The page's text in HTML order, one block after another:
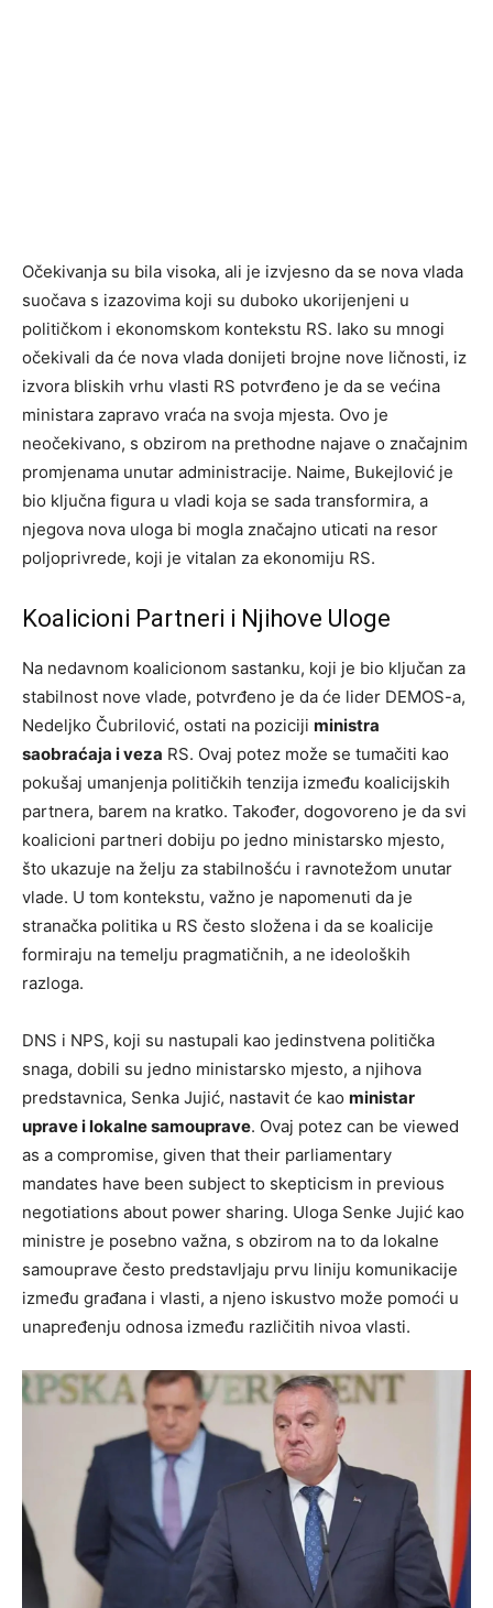
Očekivanja su bila visoka, ali je izvjesno da se nova vlada
suočava s izazovima koji su duboko ukorijenjeni u
političkom i ekonomskom kontekstu RS. Iako su mnogi
očekivali da će nova vlada donijeti brojne nove ličnosti, iz
izvora bliskih vrhu vlasti RS potvrđeno je da se većina
ministara zapravo vraća na svoja mjesta. Ovo je
neočekivano, s obzirom na prethodne najave o značajnim
promjenama unutar administracije. Naime, Bukejlović je
bio ključna figura u vladi koja se sada transformira, a
njegova nova uloga bi mogla značajno uticati na resor
poljoprivrede, koji je vitalan za ekonomiju RS.
Koalicioni Partneri i Njihove Uloge
Na nedavnom koalicionom sastanku, koji je bio ključan za
stabilnost nove vlade, potvrđeno je da će lider DEMOS-a,
Nedeljko Čubrilović, ostati na poziciji ministra
saobraćaja i veza RS. Ovaj potez može se tumačiti kao
pokušaj umanjenja političkih tenzija između koalicijskih
partnera, barem na kratko. Također, dogovoreno je da svi
koalicioni partneri dobiju po jedno ministarsko mjesto,
što ukazuje na želju za stabilnošću i ravnotežom unutar
vlade. U tom kontekstu, važno je napomenuti da je
stranačka politika u RS često složena i da se koalicije
formiraju na temelju pragmatičnih, a ne ideoloških
razloga.
DNS i NPS, koji su nastupali kao jedinstvena politička
snaga, dobili su jedno ministarsko mjesto, a njihova
predstavnica, Senka Jujić, nastavit će kao ministar
uprave i lokalne samouprave. Ovaj potez can be viewed
as a compromise, given that their parliamentary
mandates have been subject to skepticism in previous
negotiations about power sharing. Uloga Senke Jujić kao
ministre je posebno važna, s obzirom na to da lokalne
samouprave često predstavljaju prvu liniju komunikacije
između građana i vlasti, a njeno iskustvo može pomoći u
unapređenju odnosa između različitih nivoa vlasti.